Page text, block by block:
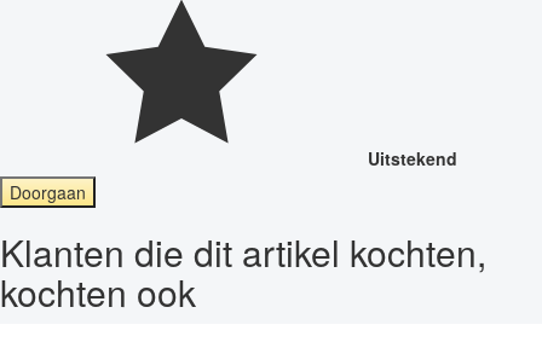
Uitstekend
Doorgaan
Klanten die dit artikel kochten,
kochten ook